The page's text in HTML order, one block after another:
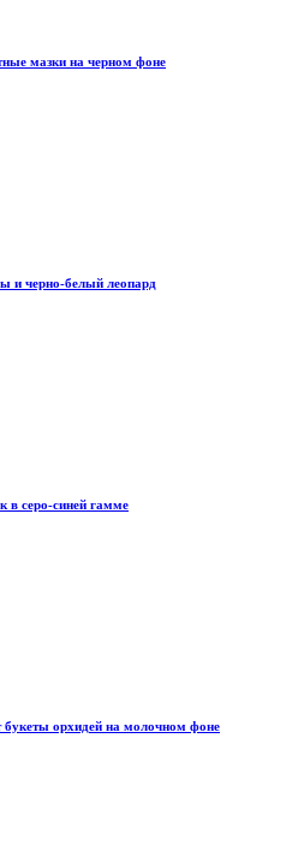
мазки на черном фоне
и черно-белый леопард
в серо-синей гамме
орхидей на молочном фоне